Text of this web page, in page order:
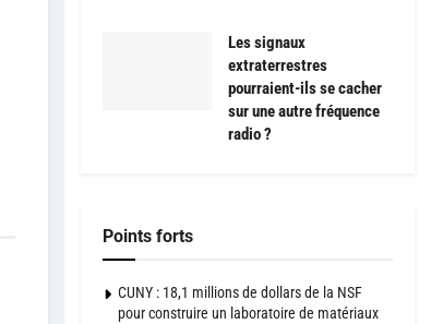
Les signaux
extraterrestres
pourraient-ils se cacher
sur une autre fréquence
radio ?
Points forts
CUNY : 18,1 millions de dollars de la NSF
pour construire un laboratoire de matériaux